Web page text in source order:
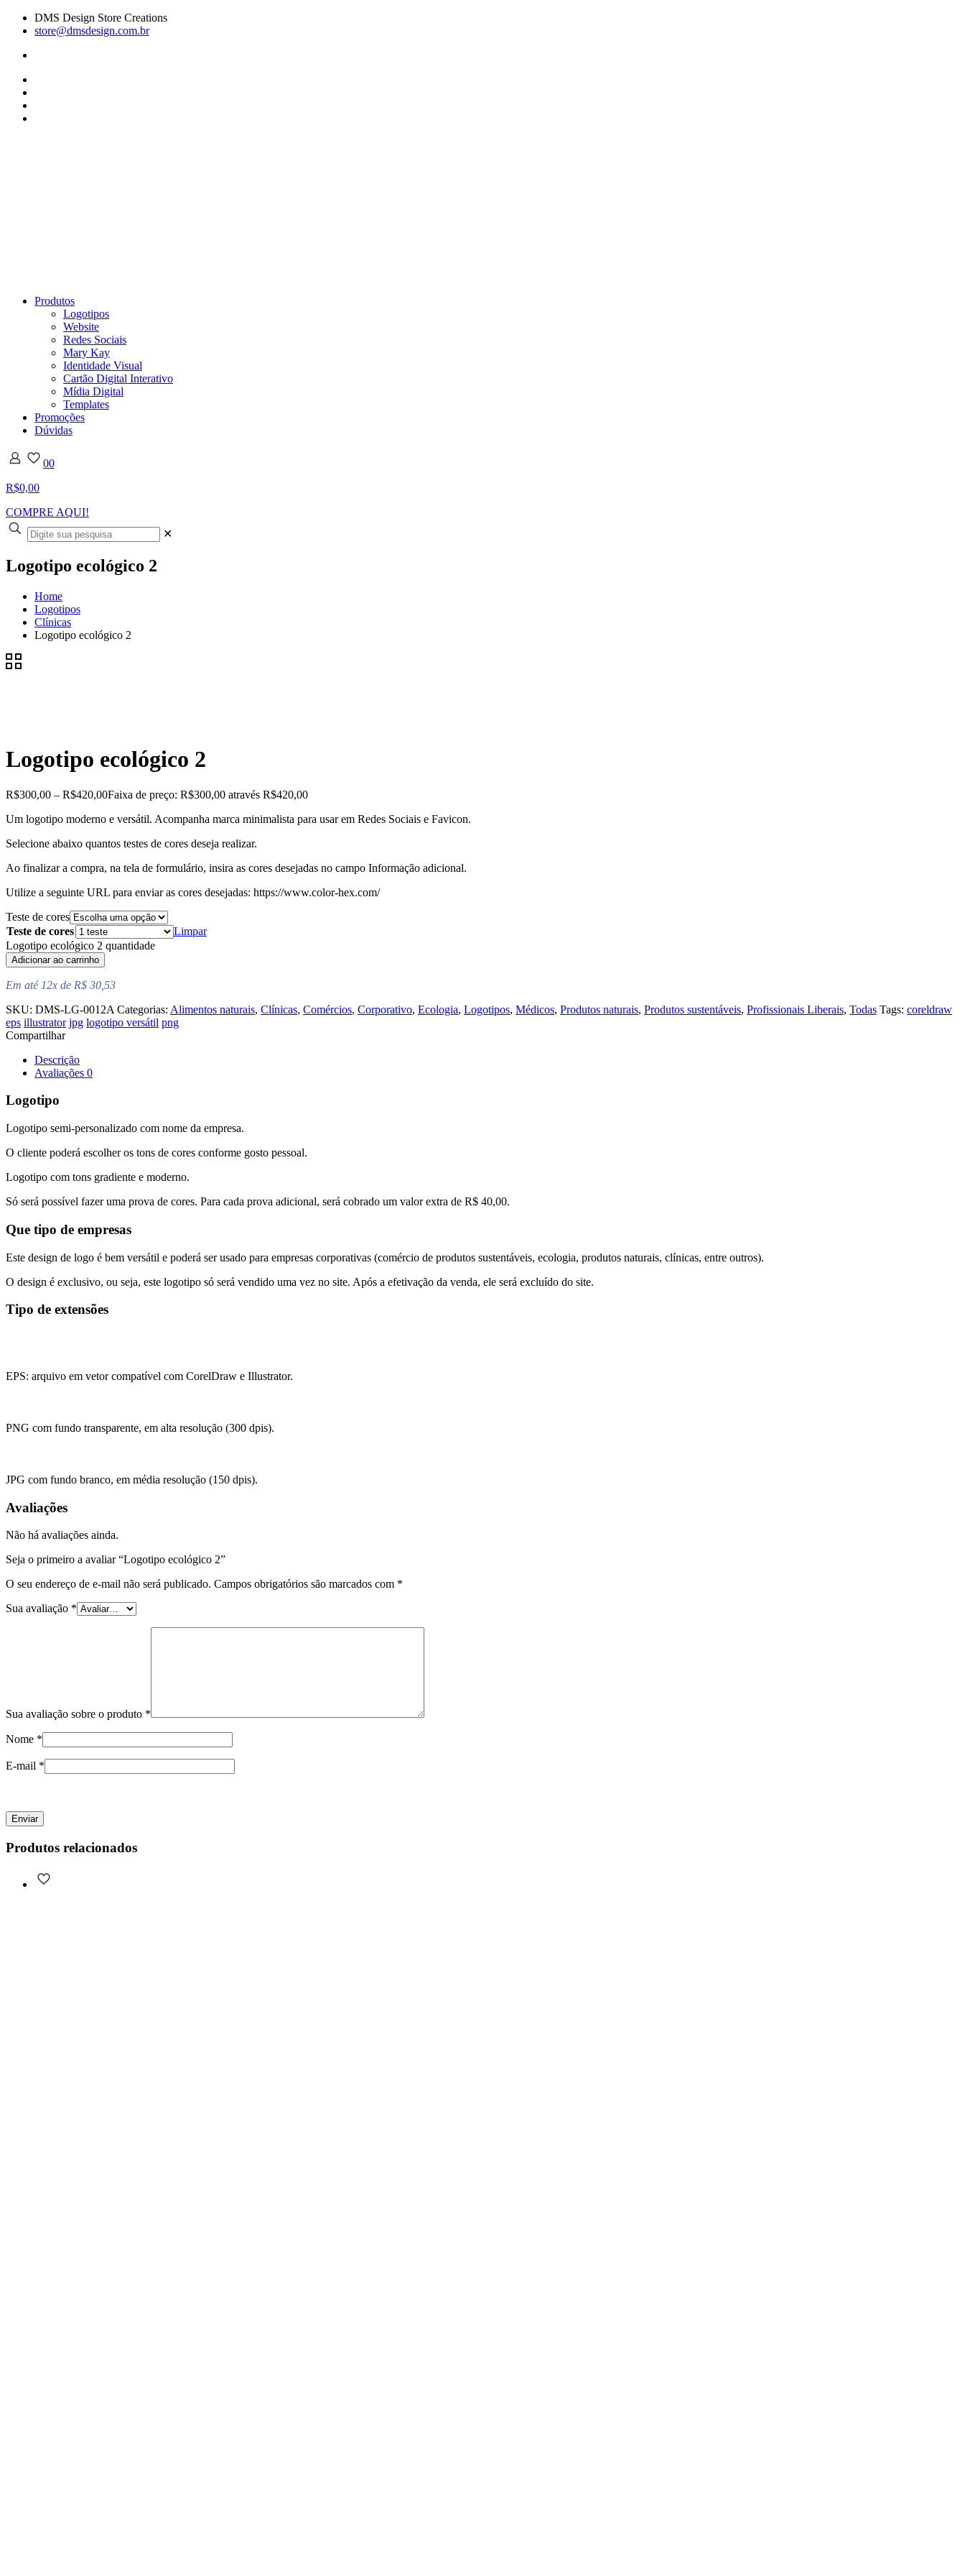
DMS Design Store Creations
store@dmsdesign.com.br
Produtos
Logotipos
Website
Redes Sociais
Mary Kay
Identidade Visual
Cartão Digital Interativo
Mídia Digital
Templates
Promoções
Dúvidas
00
R$0,00
COMPRE AQUI!
✕
Logotipo ecológico 2
Home
Logotipos
Clínicas
Logotipo ecológico 2
Logotipo ecológico 2
R$300,00 – R$420,00Faixa de preço: R$300,00 através R$420,00
Um logotipo moderno e versátil. Acompanha marca minimalista para usar em Redes Sociais e Favicon.
Selecione abaixo quantos testes de cores deseja realizar.
Ao finalizar a compra, na tela de formulário, insira as cores desejadas no campo Informação adicional.
Utilize a seguinte URL para enviar as cores desejadas: https://www.color-hex.com/
Teste de cores
Teste de cores
Limpar
Logotipo ecológico 2 quantidade
Adicionar ao carrinho
Em até 12x de R$ 30,53
SKU: DMS-LG-0012A Categorias: Alimentos naturais, Clínicas, Comércios, Corporativo, Ecologia, Logotipos, Médicos, Produtos naturais, Produtos sustentáveis, Profissionais Liberais, Todas Tags: coreldraw
eps illustrator jpg logotipo versátil png
Compartilhar
Descrição
Avaliações 0
Logotipo
Logotipo semi-personalizado com nome da empresa.
O cliente poderá escolher os tons de cores conforme gosto pessoal.
Logotipo com tons gradiente e moderno.
Só será possível fazer uma prova de cores. Para cada prova adicional, será cobrado um valor extra de R$ 40,00.
Que tipo de empresas
Este design de logo é bem versátil e poderá ser usado para empresas corporativas (comércio de produtos sustentáveis, ecologia, produtos naturais, clínicas, entre outros).
O design é exclusivo, ou seja, este logotipo só será vendido uma vez no site. Após a efetivação da venda, ele será excluído do site.
Tipo de extensões
EPS: arquivo em vetor compatível com CorelDraw e Illustrator.
PNG com fundo transparente, em alta resolução (300 dpis).
JPG com fundo branco, em média resolução (150 dpis).
Avaliações
Não há avaliações ainda.
Seja o primeiro a avaliar “Logotipo ecológico 2”
O seu endereço de e-mail não será publicado. Campos obrigatórios são marcados com *
Sua avaliação *
Sua avaliação sobre o produto *
Nome *
E-mail *
Produtos relacionados